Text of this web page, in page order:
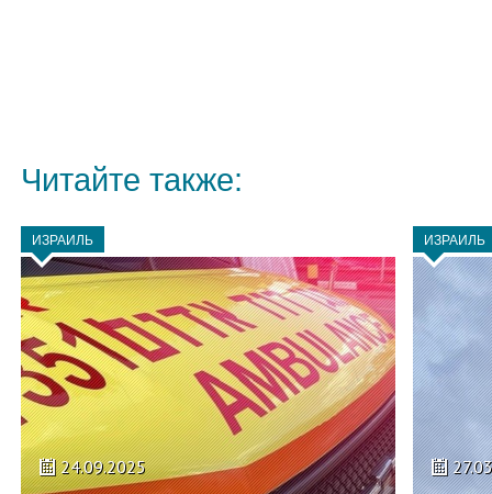
Читайте также:
ИЗРАИЛЬ
24.09.2025
ИЗРАИЛЬ